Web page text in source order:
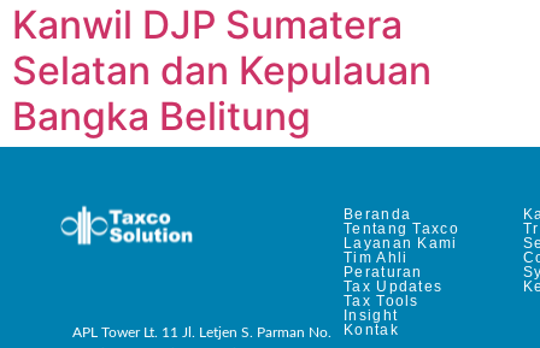
Kanwil DJP Sumatera
Selatan dan Kepulauan
Bangka Belitung
APL Tower Lt. 11 Jl. Letjen S. Parman No.
Beranda
Tentang Taxco
Layanan Kami
Tim Ahli
Peraturan
Tax Updates
Tax Tools
Insight
Kontak